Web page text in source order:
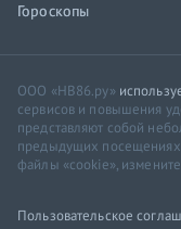
Гороскопы
ООО «НВ86.ру»
сервисов и повышения
представляют собой
предыдущих посещениях
файлы «cookie»,
Пользовательское